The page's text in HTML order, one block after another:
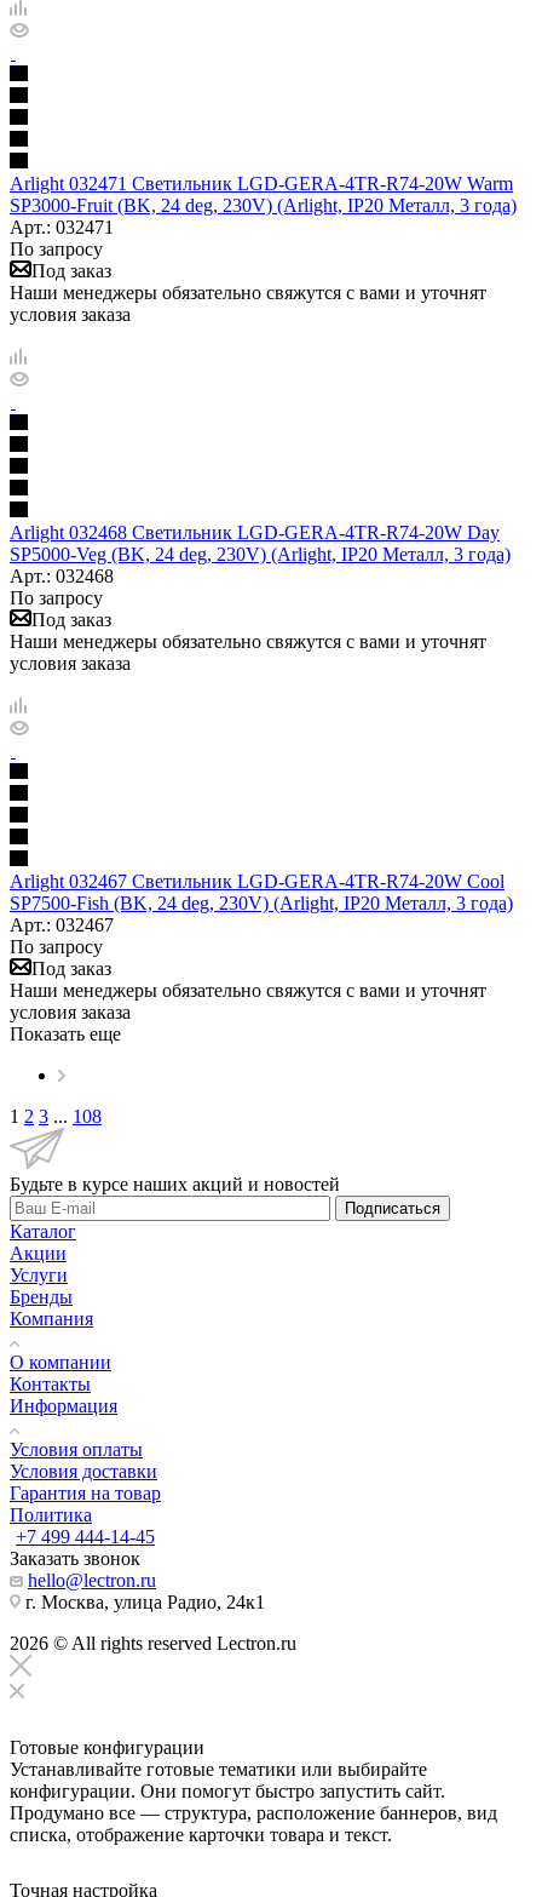
Arlight 032471 Светильник LGD-GERA-4TR-R74-20W Warm
SP3000-Fruit (BK, 24 deg, 230V) (Arlight, IP20 Металл, 3 года)
Арт.: 032471
По запросу
Под заказ
Наши менеджеры обязательно свяжутся с вами и уточнят
условия заказа
Arlight 032468 Светильник LGD-GERA-4TR-R74-20W Day
SP5000-Veg (BK, 24 deg, 230V) (Arlight, IP20 Металл, 3 года)
Арт.: 032468
По запросу
Под заказ
Наши менеджеры обязательно свяжутся с вами и уточнят
условия заказа
Arlight 032467 Светильник LGD-GERA-4TR-R74-20W Cool
SP7500-Fish (BK, 24 deg, 230V) (Arlight, IP20 Металл, 3 года)
Арт.: 032467
По запросу
Под заказ
Наши менеджеры обязательно свяжутся с вами и уточнят
условия заказа
Показать еще
1 2 3 ... 108
Будьте в курсе наших акций и новостей
Подписаться
Каталог
Акции
Услуги
Бренды
Компания
О компании
Контакты
Информация
Условия оплаты
Условия доставки
Гарантия на товар
Политика
+7 499 444-14-45
Заказать звонок
hello@lectron.ru
г. Москва, улица Радио, 24к1
2026 © All rights reserved Lectron.ru
Готовые конфигурации
Устанавливайте готовые тематики или выбирайте
конфигурации. Они помогут быстро запустить сайт.
Продумано все — структура, расположение баннеров, вид
списка, отображение карточки товара и текст.
Точная настройка